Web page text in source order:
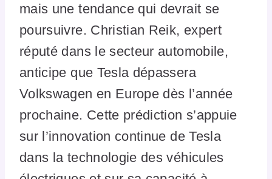
mais une tendance qui devrait se
poursuivre. Christian Reik, expert
réputé dans le secteur automobile,
anticipe que Tesla dépassera
Volkswagen en Europe dès l’année
prochaine. Cette prédiction s’appuie
sur l’innovation continue de Tesla
dans la technologie des véhicules